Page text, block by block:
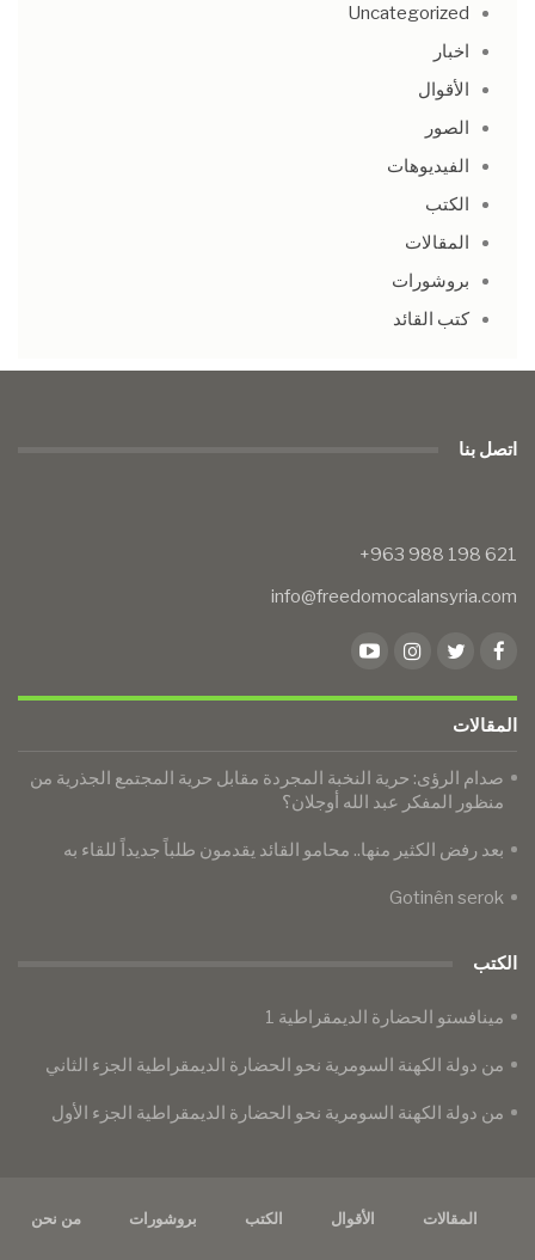
Uncategorized
اخبار
الأقوال
الصور
الفيديوهات
الكتب
المقالات
بروشورات
كتب القائد
اتصل بنا
info@freedomocalansyria.com
المقالات
صدام الرؤى: حرية النخبة المجردة مقابل حرية المجتمع الجذرية من
منظور المفكر عبد الله أوجلان؟
​​​​​​​بعد رفض الكثير منها.. محامو القائد يقدمون طلباً جديداً للقاء به
Gotinên serok
الكتب
مينافستو الحضارة الديمقراطية 1
من دولة الكهنة السومرية نحو الحضارة الديمقراطية الجزء الثاني
من دولة الكهنة السومرية نحو الحضارة الديمقراطية الجزء الأول
المقالات الأقوال الكتب بروشورات من نحن